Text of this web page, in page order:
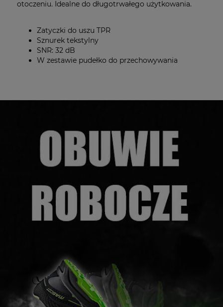
otoczeniu. Idealne do długotrwałego użytkowania.
Zatyczki do uszu TPR
Sznurek tekstylny
SNR: 32 dB
W zestawie pudełko do przechowywania